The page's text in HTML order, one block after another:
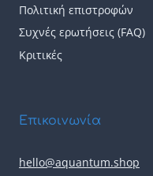
Πολιτική επιστροφών
Συχνές ερωτήσεις (FAQ)
Κριτικές
Επικοινωνία
hello@aquantum.shop